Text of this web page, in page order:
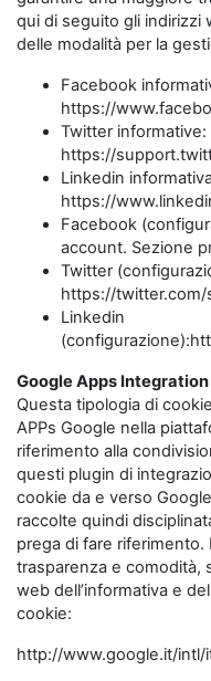
qui di seguito gli indirizzi
delle modalità per la
Facebook
https://
Twitter informative:
https://
Linkedin
https://
Facebook
account. Sezione
Twitter
https://
Linkedin
Google Apps Integration
Questa tipologia di
APPs Google nella
riferimento alla
questi plugin di
cookie da e verso
raccolte quindi
prega di fare riferimento.
trasparenza e comodità,
web dell’informativa e
cookie:
http://www.google.it/